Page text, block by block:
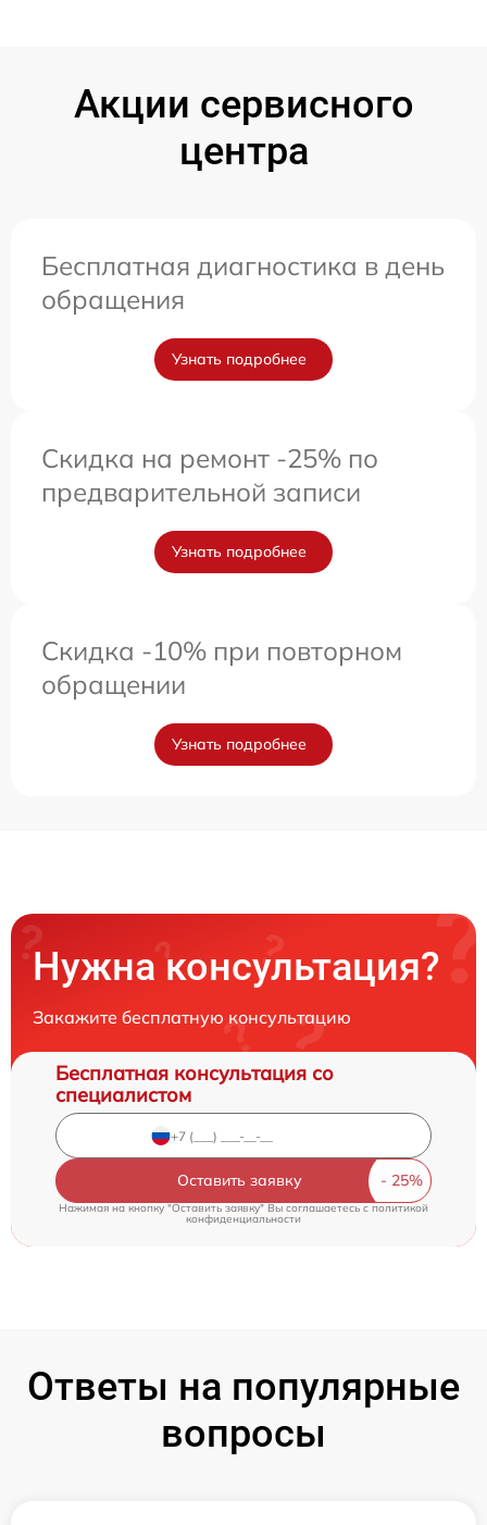
Акции сервисного
центра
Бесплатная диагностика в день
обращения
Узнать подробнее
Скидка на ремонт -25% по
предварительной записи
Узнать подробнее
Скидка -10% при повторном
обращении
Узнать подробнее
Нужна консультация?
Закажите бесплатную консультацию
Бесплатная консультация со
специалистом
Оставить заявку
Нажимая на кнопку "Оставить заявку" Вы соглашаетесь c политикой
конфиденциальности
Ответы на популярные
вопросы